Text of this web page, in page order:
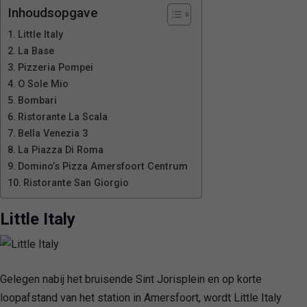
Inhoudsopgave
Little Italy
La Base
Pizzeria Pompei
O Sole Mio
Bombari
Ristorante La Scala
Bella Venezia 3
La Piazza Di Roma
Domino’s Pizza Amersfoort Centrum
Ristorante San Giorgio
Little Italy
Gelegen nabij het bruisende Sint Jorisplein en op korte
loopafstand van het station in Amersfoort, wordt Little Italy